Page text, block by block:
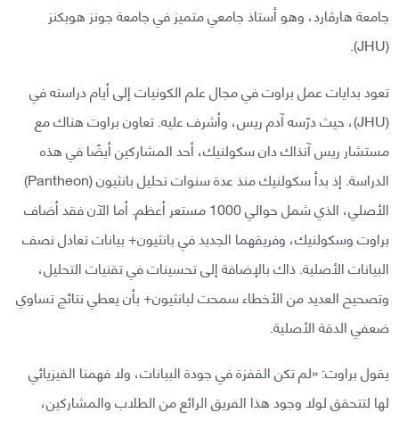
جامعة هارڤارد، وهو أستاذ جامعي متميز في جامعة جونز هوبكنز
(JHU).
تعود بدايات عمل براوت في مجال علم الكونيات إلى أيام دراسته في
(JHU)، حيث درّسه آدم ريس، وأشرف عليه. تعاون براوت هناك مع
مستشار ريس آنذاك دان سكولنيك، أحد المشاركين أيضًا في هذه
الدراسة. إذ بدأ سكولنيك منذ عدة سنوات تحليل بانثيون (Pantheon)
الأصلي، الذي شمل حوالي 1000 مستعر أعظم. أما الآن فقد أضاف
براوت وسكولنيك، وفريقهما الجديد في بانثيون+ بيانات تعادل نصف
البيانات الأصلية. ذاك بالإضافة إلى تحسينات في تقنيات التحليل،
وتصحيح العديد من الأخطاء سمحت لبانثيون+ بأن يعطي نتائج تساوي
ضعفي الدقة الأصلية.
يقول براوت: «لم تكن القفزة في جودة البيانات، ولا فهمنا الفيزيائي
لها لتتحقق لولا وجود هذا الفريق الرائع من الطلاب والمشاركين،